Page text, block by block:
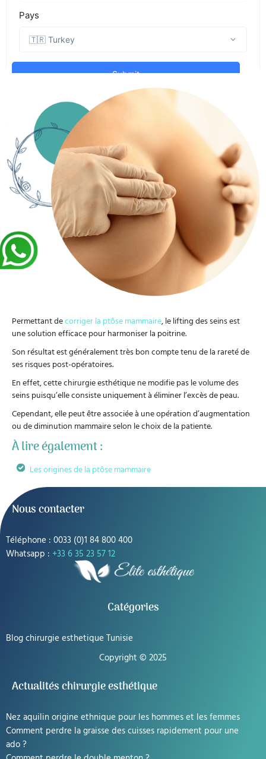
Permettant decorriger la ptôse mammaire, le lifting des seins est
une solution efficace pour harmoniser la poitrine.
Son résultat est généralement très bon compte tenu de la rareté de
ses risques post-opératoires.
En effet, cette chirurgie esthétique ne modifie pas le volume des
seins puisqu’elle consiste uniquement à éliminer l’excès de peau.
Cependant, elle peut être associée à une opération d’augmentation
ou de diminution mammaire selon le choix de la patiente.
À lire également :
Les origines de la ptôse mammaire
Nous contacter
Téléphone : 0033 (0)1 84 800 400
Whatsapp : +33 6 35 23 57 12
Catégories
Blog chirurgie esthetique Tunisie
Copyright © 2025
Actualités chirurgie esthétique
Nez aquilin origine ethnique pour les hommes et les femmes
Comment perdre la graisse des cuisses rapidement pour une
ado ?